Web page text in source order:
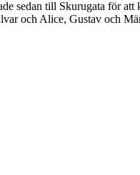
sedan till Skurugata för att
och Alice, Gustav och